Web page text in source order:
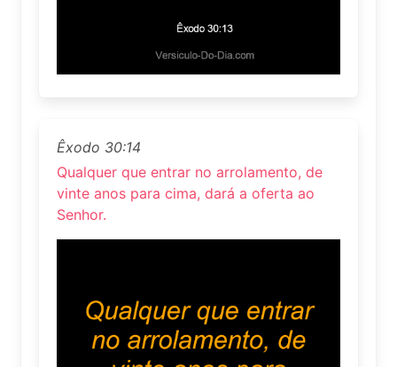
Êxodo 30:14
Qualquer que entrar no arrolamento, de
vinte anos para cima, dará a oferta ao
Senhor.